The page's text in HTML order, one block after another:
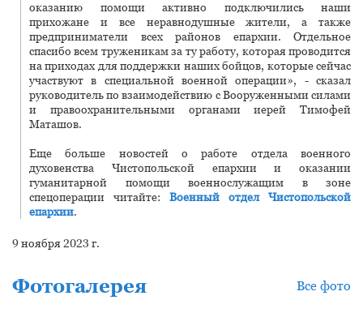
оказанию помощи активно подключились наши
прихожане и все неравнодушные жители, а также
предприниматели всех районов епархии. Отдельное
спасибо всем труженикам за ту работу, которая проводится
на приходах для поддержки наших бойцов, которые сейчас
участвуют в специальной военной операции», - сказал
руководитель по взаимодействию с Вооруженными силами
и правоохранительными органами иерей Тимофей
Маташов.
Еще больше новостей о работе отдела военного
духовенства Чистопольской епархии и оказании
гуманитарной помощи военнослужащим в зоне
спецоперации читайте: Военный отдел Чистопольской
епархии.
9 ноября 2023 г.
Фотогалерея Все фото